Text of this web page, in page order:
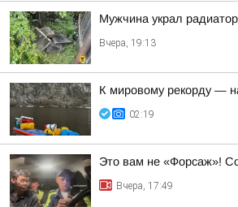
Мужчина украл
Вчера, 19:13
К мировому рекорду —
02:19
Это вам не «Форсаж»!
Вчера, 17:49